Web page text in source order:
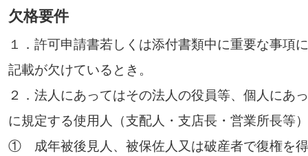
欠格要件
１．許可申請書若しくは添付書類中に重要な事項
記載が欠けているとき。
２．法人にあってはその法人の役員等、個人にあ
に規定する使用人（支配人・支店長・営業所長等
① 成年被後見人、被保佐人又は破産者で復権を